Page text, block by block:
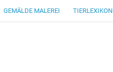
GEMÄLDE MALEREI TIERLEXIKON